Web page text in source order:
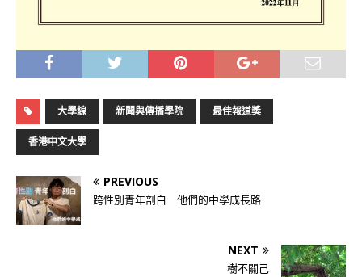
大學線 新聞與傳播學院 最佳報道獎
香港中文大學
PREVIOUS
跨性別青年剖白 他們的中學成長路
NEXT
樹不關己